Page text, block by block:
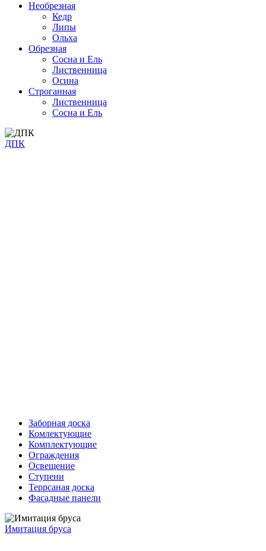
Необрезная
Кедр
Липы
Ольха
Обрезная
Cосна и Ель
Лиственница
Осина
Строганная
Лиственница
Сосна и Ель
ДПК
Заборная доска
Комлектующие
Комплектующие
Ограждения
Освещение
Ступени
Террсаная доска
Фасадные панели
Имитация бруса